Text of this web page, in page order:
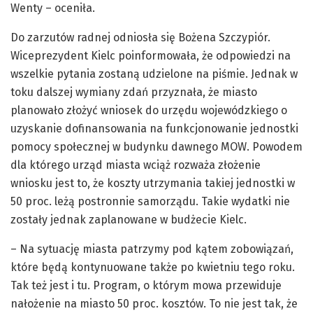
Wenty – oceniła.
Do zarzutów radnej odniosła się Bożena Szczypiór.
Wiceprezydent Kielc poinformowała, że odpowiedzi na
wszelkie pytania zostaną udzielone na piśmie. Jednak w
toku dalszej wymiany zdań przyznała, że miasto
planowało złożyć wniosek do urzędu wojewódzkiego o
uzyskanie dofinansowania na funkcjonowanie jednostki
pomocy społecznej w budynku dawnego MOW. Powodem
dla którego urząd miasta wciąż rozważa złożenie
wniosku jest to, że koszty utrzymania takiej jednostki w
50 proc. leżą postronnie samorządu. Takie wydatki nie
zostały jednak zaplanowane w budżecie Kielc.
– Na sytuację miasta patrzymy pod kątem zobowiązań,
które będą kontynuowane także po kwietniu tego roku.
Tak też jest i tu. Program, o którym mowa przewiduje
nałożenie na miasto 50 proc. kosztów. To nie jest tak, że